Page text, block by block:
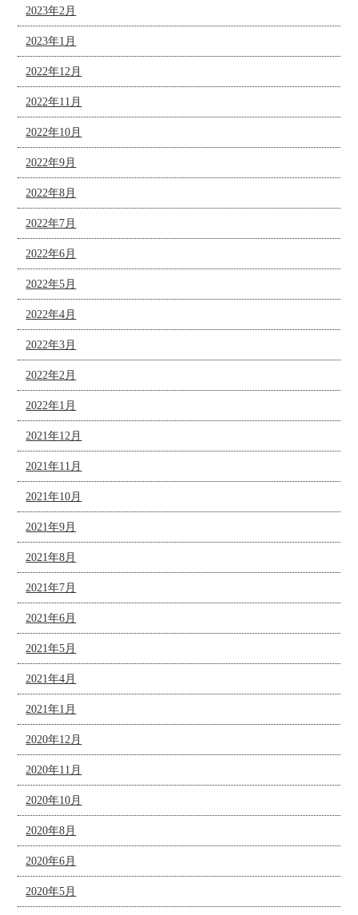
2023年2月
2023年1月
2022年12月
2022年11月
2022年10月
2022年9月
2022年8月
2022年7月
2022年6月
2022年5月
2022年4月
2022年3月
2022年2月
2022年1月
2021年12月
2021年11月
2021年10月
2021年9月
2021年8月
2021年7月
2021年6月
2021年5月
2021年4月
2021年1月
2020年12月
2020年11月
2020年10月
2020年8月
2020年6月
2020年5月